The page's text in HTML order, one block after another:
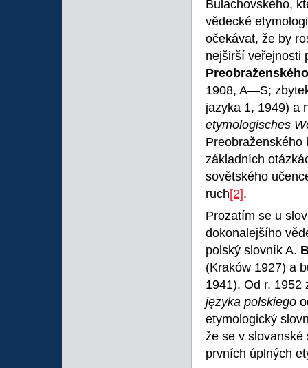
Bulachovského,
vědecké
očekávat, že by
nejširší veřejnosti
Preobraženského
1908, A—S;
jazyka 1, 1949) a
etymologisches
Preobraženského
základních
sovětského
ruch[2].
Prozatím se u
dokonalejšího
polský slovník A.
(Kraków 1927) a
1941). Od r.
języka polskiego
etymologický
že se v
prvních úplných